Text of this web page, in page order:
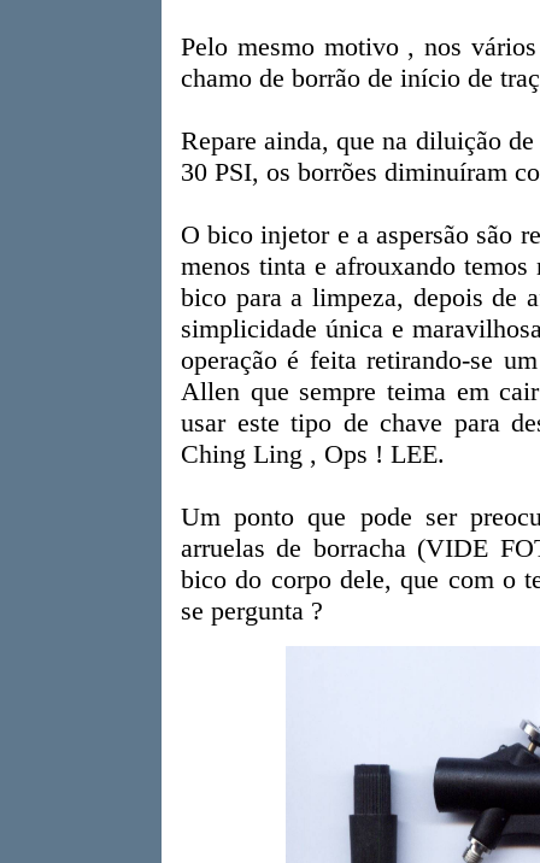
Pelo mesmo motivo , nos
chamo de borrão de início de
Repare ainda, que na diluição
30 PSI, os borrões diminuíram
O bico injetor e a aspersão são
menos tinta e afrouxando
bico para a limpeza, depois de
simplicidade única e
operação é feita retirando-se
Allen que sempre teima em
usar este tipo de chave para
Ching Ling , Ops ! LEE.
Um ponto que pode ser
arruelas de borracha (VIDE
bico do corpo dele, que com o
se pergunta ?